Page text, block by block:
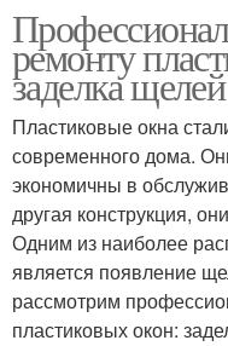
ремонту
заделка щелей
Пластиковые окна
современного дома.
экономичны в
другая конструкция,
Одним из наиболее
является появление
рассмотрим
пластиковых окон: